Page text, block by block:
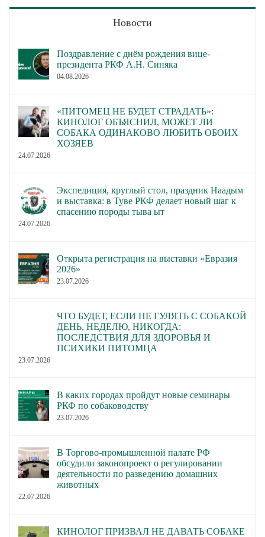
Новости
Поздравление с днём рождения вице-
президента РКФ А.Н. Синяка
04.08.2026
«ПИТОМЕЦ НЕ БУДЕТ СТРАДАТЬ»:
КИНОЛОГ ОБЪЯСНИЛ, МОЖЕТ ЛИ
СОБАКА ОДИНАКОВО ЛЮБИТЬ ОБОИХ
ХОЗЯЕВ
24.07.2026
Экспедиция, круглый стол, праздник Наадым
и выставка: в Туве РКФ делает новый шаг к
спасению породы тыва ыт
24.07.2026
Открыта регистрация на выставки «Евразия
2026»
23.07.2026
ЧТО БУДЕТ, ЕСЛИ НЕ ГУЛЯТЬ С СОБАКОЙ
ДЕНЬ, НЕДЕЛЮ, НИКОГДА:
ПОСЛЕДСТВИЯ ДЛЯ ЗДОРОВЬЯ И
ПСИХИКИ ПИТОМЦА
23.07.2026
В каких городах пройдут новые семинары
РКФ по собаководству
23.07.2026
В Торгово-промышленной палате РФ
обсудили законопроект о регулировании
деятельности по разведению домашних
животных
22.07.2026
КИНОЛОГ ПРИЗВАЛ НЕ ДАВАТЬ СОБАКЕ